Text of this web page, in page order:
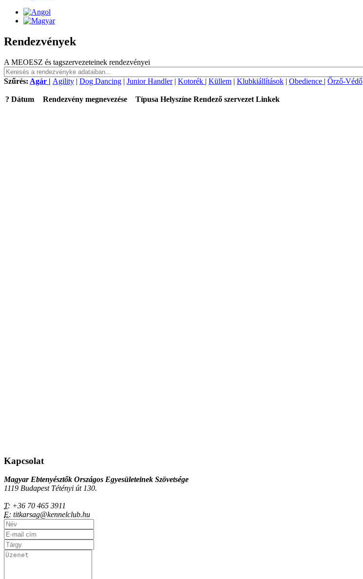
Rendezvények
A MEOESZ és tagszervezeteinek rendezvényei
Szűrés: Agár | Agility | Dog Dancing | Junior Handler| Kotorék | Küllem | Klubkiállítások | Obedience | Őrző-Védő
? Dátum Rendezvény megnevezése Típusa Helyszíne Rendező szervezet Linkek
Kapcsolat
Magyar Ebtenyésztők Országos Egyesületeinek Szövetsége
1119 Budapest Tétényi út 130.
T: +36 70 465 3911
E: titkarsag@kennelclub.hu